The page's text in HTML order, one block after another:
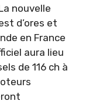
nouvelle
d’ores et
en France
aura lieu
de 116 ch à